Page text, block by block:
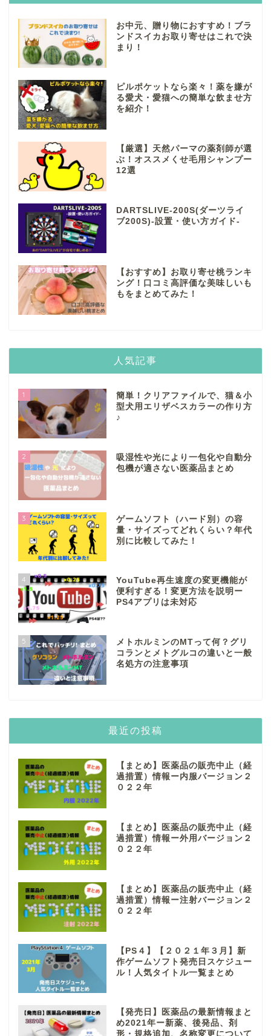
お中元、贈り物におすすめ！ブラ
ンドスイカお取り寄せはこれで決
まり！
ピルポケットなら楽々！薬を嫌が
る愛犬・愛猫への簡単な飲ませ方
を紹介！
【厳選】天然パーマの薬剤師が選
ぶ！オススメくせ毛用シャンプー
12選
DARTSLIVE-200S(ダーツライ
ブ200S)-設置・使い方ガイド-
【おすすめ】お取り寄せ桃ランキ
ング！口コミ高評価な美味しいも
もをまとめてみた！
人気記事
1
簡単！クリアファイルで、猫＆小
型犬用エリザベスカラーの作り方
♪
2
吸湿性や光により一包化や自動分
包機が適さない医薬品まとめ
3
ゲームソフト（ハード別）の容
量・サイズってどれくらい？年代
別に比較してみた！
4
YouTube再生速度の変更機能が
便利すぎる！変更方法を説明ー
PS4アプリは未対応
5
メトホルミンのMTって何？グリ
コランとメトグルコの違いと一般
名処方の注意事項
最近の投稿
【まとめ】医薬品の販売中止（経
過措置）情報ー内服バージョン２
０２２年
【まとめ】医薬品の販売中止（経
過措置）情報ー外用バージョン２
０２２年
【まとめ】医薬品の販売中止（経
過措置）情報ー注射バージョン２
０２２年
【PS４】【２０２１年３月】新
作ゲームソフト発売日スケジュー
ル！人気タイトル一覧まとめ
【発売日】医薬品の最新情報まと
め2021年ー新薬、後発品、剤
形・規格追加、名称変更について